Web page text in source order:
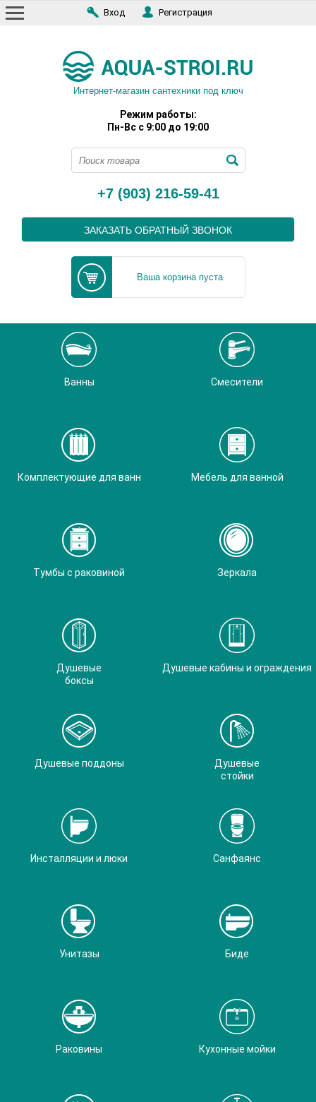
Вход Регистрация
Интернет-магазин сантехники под ключ
Режим работы:
Пн-Вс с 9:00 до 19:00
+7 (903) 216-59-41
ЗАКАЗАТЬ ОБРАТНЫЙ ЗВОНОК
Ваша корзина пуста
Ванны Смесители
Комплектующие для ванн Мебель для ванной
Тумбы с раковиной Зеркала
Душевые
боксы
Душевые кабины и ограждения
Душевые поддоны
Душевые
стойки
Инсталляции и люки Санфаянс
Унитазы Биде
Раковины Кухонные мойки